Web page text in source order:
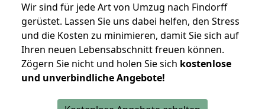
Wir sind für jede Art von Umzug nach Findorff
gerüstet. Lassen Sie uns dabei helfen, den Stress
und die Kosten zu minimieren, damit Sie sich auf
Ihren neuen Lebensabschnitt freuen können.
Zögern Sie nicht und holen Sie sich kostenlose
und unverbindliche Angebote!